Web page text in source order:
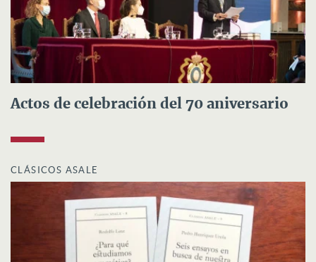
Actos de celebración del 70 aniversario
CLÁSICOS ASALE